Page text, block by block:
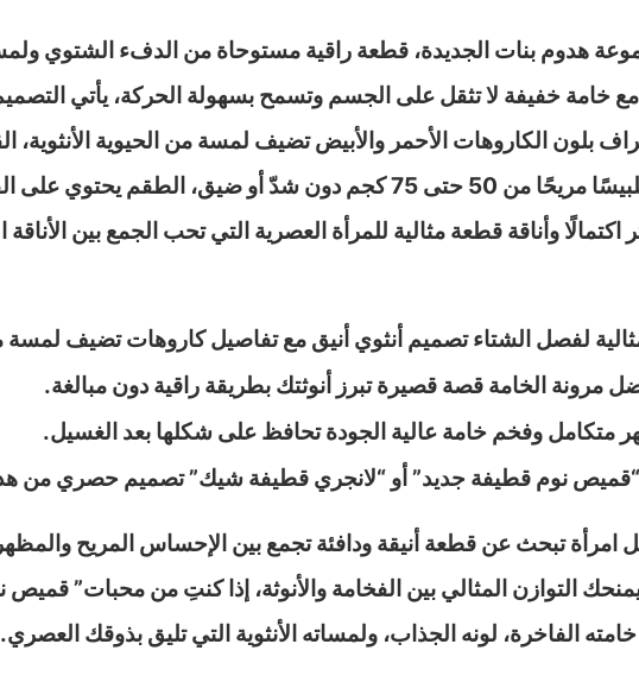
هدوم بنات الجديدة، قطعة راقية مستوحاة من الدفء الشتوي
خامة خفيفة لا تثقل على الجسم وتسمح بسهولة الحركة، يأتي
بلون الكاروهات الأحمر والأبيض تضيف لمسة من الحيوية الأنثوية،
أنثوية، بينما الخامة المطاطة تضمن تلبيسًا مريحًا من 50 حتى 75 كجم
وأناقة قطعة مثالية للمرأة العصرية التي تحب الجمع بين
لفصل الشتاء تصميم أنثوي أنيق مع تفاصيل كاروهات تضيف
مرونة الخامة قصة قصيرة تبرز أنوثتك بطريقة راقية دون مبالغة.
متكامل وفخم خامة عالية الجودة تحافظ على شكلها بعد الغسيل.
نوم قطيفة جديد” أو “لانجري قطيفة شيك” تصميم حصري من
تبحث عن قطعة أنيقة ودافئة تجمع بين الإحساس المريح
يمنحك التوازن المثالي بين الفخامة والأنوثة، إذا كنتِ من محبات”
الفاخرة، لونه الجذاب، ولمساته الأنثوية التي تليق بذوقك العصري.